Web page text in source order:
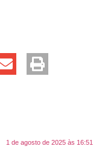
1 de agosto de 2025 às 16:51